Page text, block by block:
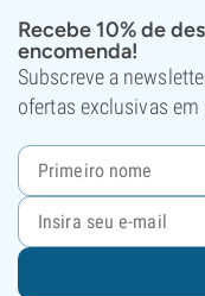
Recebe 10% de
encomenda!
Subscreve a
ofertas exclusivas